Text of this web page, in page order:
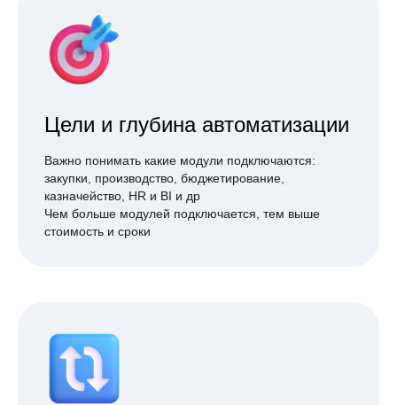
Цели и глубина автоматизации
Важно понимать какие модули подключаются:
закупки, производство, бюджетирование,
казначейство, HR и BI и др
Чем больше модулей подключается, тем выше
стоимость и сроки